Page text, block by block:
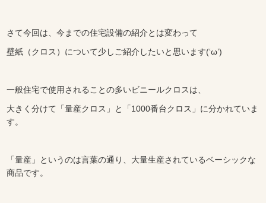
さて今回は、今までの住宅設備の紹介とは変わって
壁紙（クロス）について少しご紹介したいと思います(‘ω’)
一般住宅で使用されることの多いビニールクロスは、
大きく分けて「量産クロス」と「1000番台クロス」に分かれていま
す。
「量産」というのは言葉の通り、大量生産されているベーシックな
商品です。